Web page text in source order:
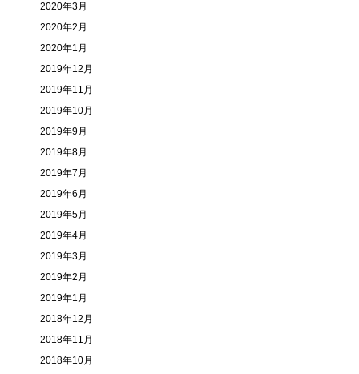
2020年3月
2020年2月
2020年1月
2019年12月
2019年11月
2019年10月
2019年9月
2019年8月
2019年7月
2019年6月
2019年5月
2019年4月
2019年3月
2019年2月
2019年1月
2018年12月
2018年11月
2018年10月